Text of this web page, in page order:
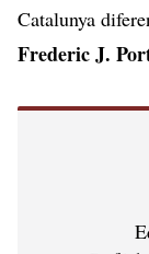
Catalunya
Frederic J.